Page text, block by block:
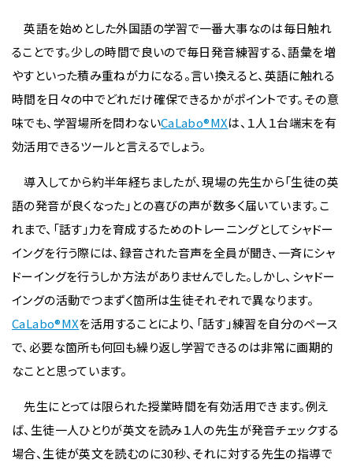
英語を始めとした外国語の学習で一番大事なのは毎日触れ
ることです。少しの時間で良いので毎日発音練習する、語彙を増
やすといった積み重ねが力になる。言い換えると、英語に触れる
時間を日々の中でどれだけ確保できるかがポイントです。その意
味でも、学習場所を問わないCaLabo®MXは、１人１台端末を有
効活用できるツールと言えるでしょう。
導入してから約半年経ちましたが、現場の先生から「生徒の英
語の発音が良くなった」との喜びの声が数多く届いています。こ
れまで、「話す」力を育成するためのトレーニングとしてシャドー
イングを行う際には、録音された音声を全員が聞き、一斉にシャ
ドーイングを行うしか方法がありませんでした。しかし、シャドー
イングの活動でつまずく箇所は生徒それぞれで異なります。
CaLabo®MXを活用することにより、「話す」練習を自分のペース
で、必要な箇所も何回も繰り返し学習できるのは非常に画期的
なことと思っています。
先生にとっては限られた授業時間を有効活用できます。例え
ば、生徒一人ひとりが英文を読み１人の先生が発音チェックする
場合、生徒が英文を読むのに30秒、それに対する先生の指導で